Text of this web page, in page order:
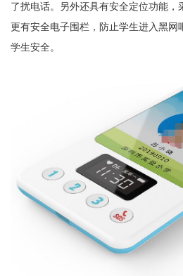
了扰电话。另外还具有安全定位功能，
更有安全电子围栏，防止学生进入黑网
学生安全。